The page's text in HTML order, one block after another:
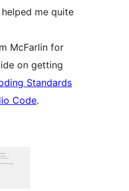
me quite
McFarlin for
on getting
Standards
Code.